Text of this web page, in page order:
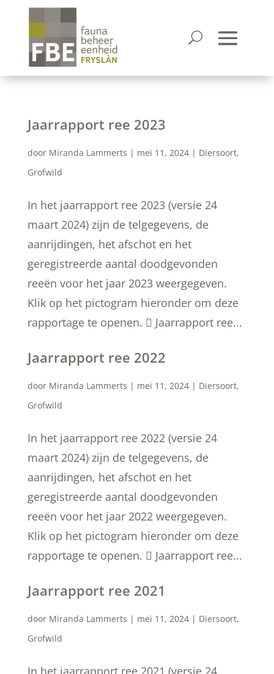
Jaarrapport ree 2023
door Miranda Lammerts | mei 11, 2024| Diersoort,
Grofwild
In het jaarrapport ree 2023 (versie 24
maart 2024) zijn de telgegevens, de
aanrijdingen, het afschot en het
geregistreerde aantal doodgevonden
reeën voor het jaar 2023 weergegeven.
Klik op het pictogram hieronder om deze
rapportage te openen.  Jaarrapport ree...
Jaarrapport ree 2022
door Miranda Lammerts | mei 11, 2024| Diersoort,
Grofwild
In het jaarrapport ree 2022 (versie 24
maart 2024) zijn de telgegevens, de
aanrijdingen, het afschot en het
geregistreerde aantal doodgevonden
reeën voor het jaar 2022 weergegeven.
Klik op het pictogram hieronder om deze
rapportage te openen.  Jaarrapport ree...
Jaarrapport ree 2021
door Miranda Lammerts | mei 11, 2024| Diersoort,
Grofwild
In het jaarrapport ree 2021 (versie 24